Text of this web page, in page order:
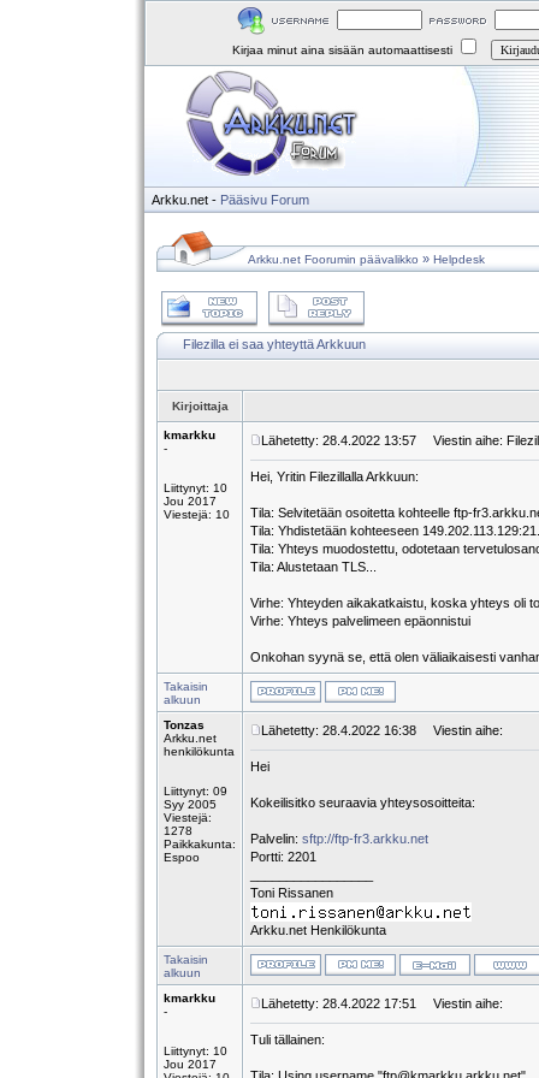
Kirjaa minut aina sisään automaattisesti
Arkku.net - Pääsivu Forum
Arkku.net Foorumin päävalikko » Helpdesk
Filezilla ei saa yhteyttä Arkkuun
Kirjoittaja
kmarkku
-
Liittynyt: 10
Jou 2017
Viestejä: 10
Lähetetty: 28.4.2022 13:57 Viestin aihe:
Hei, Yritin Filezillalla Arkkuun:
Tila: Selvitetään osoitetta kohteelle ftp-
Tila: Yhdistetään kohteeseen
Tila: Yhteys muodostettu, odotetaan
Tila: Alustetaan TLS...
Virhe: Yhteyden aikakatkaistu, koska yhteys oli
Virhe: Yhteys palvelimeen epäonnistui
Onkohan syynä se, että olen väliaikaisesti
Takaisin
alkuun
Tonzas
Arkku.net
henkilökunta
Liittynyt: 09
Syy 2005
Viestejä:
1278
Paikkakunta:
Espoo
Lähetetty: 28.4.2022 16:38 Viestin aihe:
Hei
Kokeilisitko seuraavia yhteysosoitteita:
Palvelin: sftp://ftp-fr3.arkku.net
Portti: 2201
Toni Rissanen
Arkku.net Henkilökunta
Takaisin
alkuun
kmarkku
-
Liittynyt: 10
Jou 2017
Lähetetty: 28.4.2022 17:51 Viestin aihe:
Tuli tällainen: